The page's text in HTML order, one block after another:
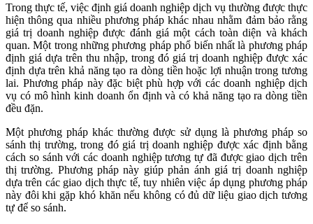
Trong thực tế, việc định giá doanh nghiệp dịch vụ thường được thực
hiện thông qua nhiều phương pháp khác nhau nhằm đảm bảo rằng
giá trị doanh nghiệp được đánh giá một cách toàn diện và khách
quan. Một trong những phương pháp phổ biến nhất là phương pháp
định giá dựa trên thu nhập, trong đó giá trị doanh nghiệp được xác
định dựa trên khả năng tạo ra dòng tiền hoặc lợi nhuận trong tương
lai. Phương pháp này đặc biệt phù hợp với các doanh nghiệp dịch
vụ có mô hình kinh doanh ổn định và có khả năng tạo ra dòng tiền
đều đặn.
Một phương pháp khác thường được sử dụng là phương pháp so
sánh thị trường, trong đó giá trị doanh nghiệp được xác định bằng
cách so sánh với các doanh nghiệp tương tự đã được giao dịch trên
thị trường. Phương pháp này giúp phản ánh giá trị doanh nghiệp
dựa trên các giao dịch thực tế, tuy nhiên việc áp dụng phương pháp
này đôi khi gặp khó khăn nếu không có đủ dữ liệu giao dịch tương
tự để so sánh.